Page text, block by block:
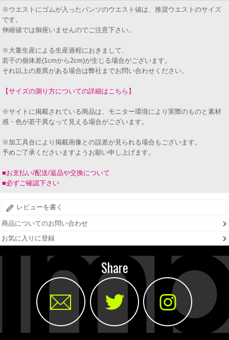
※ウエストにゴムが入ったパンツのウエスト値は、推奨ウエストのサイズ
です。
伸縮値では御座いませんのでご注意下さい。
※大量生産による生産過程におきまして、
若干の個体差(1cmから2cm)が生じる場合がございます。
それ以上の差異がある場合は弊社までお問い合わせください。
【サイズの測り方についての詳細はこちら】
※サイトに掲載されている商品は、モニター環境により実際のものと素材
感・色が若干異なって見える場合がございます。
※加工具合により掲載画像との誤差が見られる場合もございます。
予めご了承くださいますようお願い申し上げます。
■お支払い/配送/返品や交換について
■必ずご確認下さい
レビューを書く
商品についてのお問い合わせ
お気に入りに登録
Share